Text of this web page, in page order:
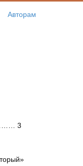
Авторам
3